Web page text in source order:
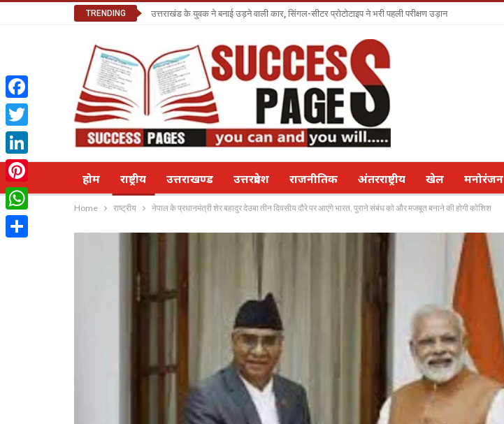
TRENDING उत्तराखंड के युवक ने बनाई उड़ने वाली कार, सिंगल-सीटर प्रोटोटाइप ने भरी पहली परीक्षण उड़ान
होम राष्ट्रीय उत्तराखण्ड उत्तरप्रदेश राजनीतिक अंतरराष्ट्रीय खेल मनोरंजन
Home राष्ट्रीय नेपाल के प्रधानमंत्री शेर बहादुर देउबा तीन दिवसीय दौरे पर आएंगे भारत, पुराने संबंध को और मजबूत बनाने की होगी कोशिश
Facebook
Twitter
LinkedIn
Pinterest
WhatsApp